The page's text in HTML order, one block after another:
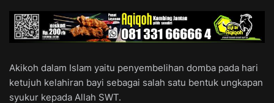
Akikoh dalam Islam yaitu penyembelihan domba pada hari
ketujuh kelahiran bayi sebagai salah satu bentuk ungkapan
syukur kepada Allah SWT.